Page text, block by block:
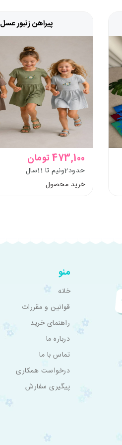
پیراهن زنبور عسل
473,100 تومان
حدود2ونیم تا 11سال
خرید محصول
منو
خانه
قوانین و مقررات
راهنمای خرید
درباره ما
تماس با ما
درخواست همکاری
پیگیری سفارش